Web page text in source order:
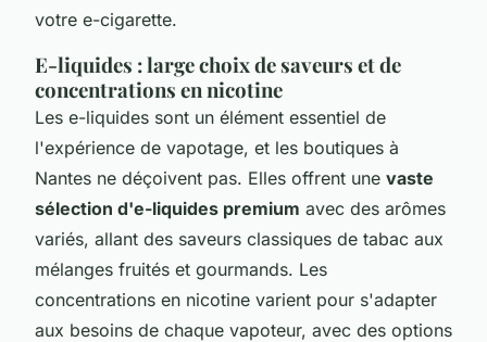
votre e-cigarette.
E-liquides : large choix de saveurs et de
concentrations en nicotine
Les e-liquides sont un élément essentiel de
l'expérience de vapotage, et les boutiques à
Nantes ne déçoivent pas. Elles offrent une vaste
sélection d'e-liquides premium avec des arômes
variés, allant des saveurs classiques de tabac aux
mélanges fruités et gourmands. Les
concentrations en nicotine varient pour s'adapter
aux besoins de chaque vapoteur, avec des options